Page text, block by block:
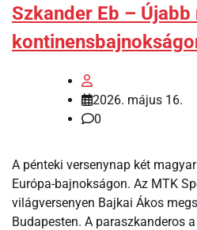
Szkander Eb –
2026. május 16.
0
A pénteki versenynap két
Európa-bajnokságon. Az MTK
világversenyen Bajkai Ákos
Budapesten. A paraszkanderos